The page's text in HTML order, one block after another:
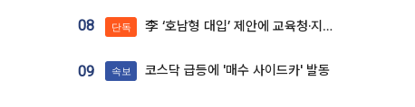
08 단독 李 ‘호남형 대입’ 제안에 교육청·지역대학 서·논술형 입시 연계 '착수'
09 속보 코스닥 급등에 '매수 사이드카' 발동